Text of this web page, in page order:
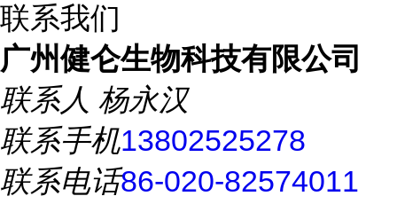
联系我们
广州健仑生物科技有限公司
联系人 杨永汉
联系手机13802525278
联系电话86-020-82574011